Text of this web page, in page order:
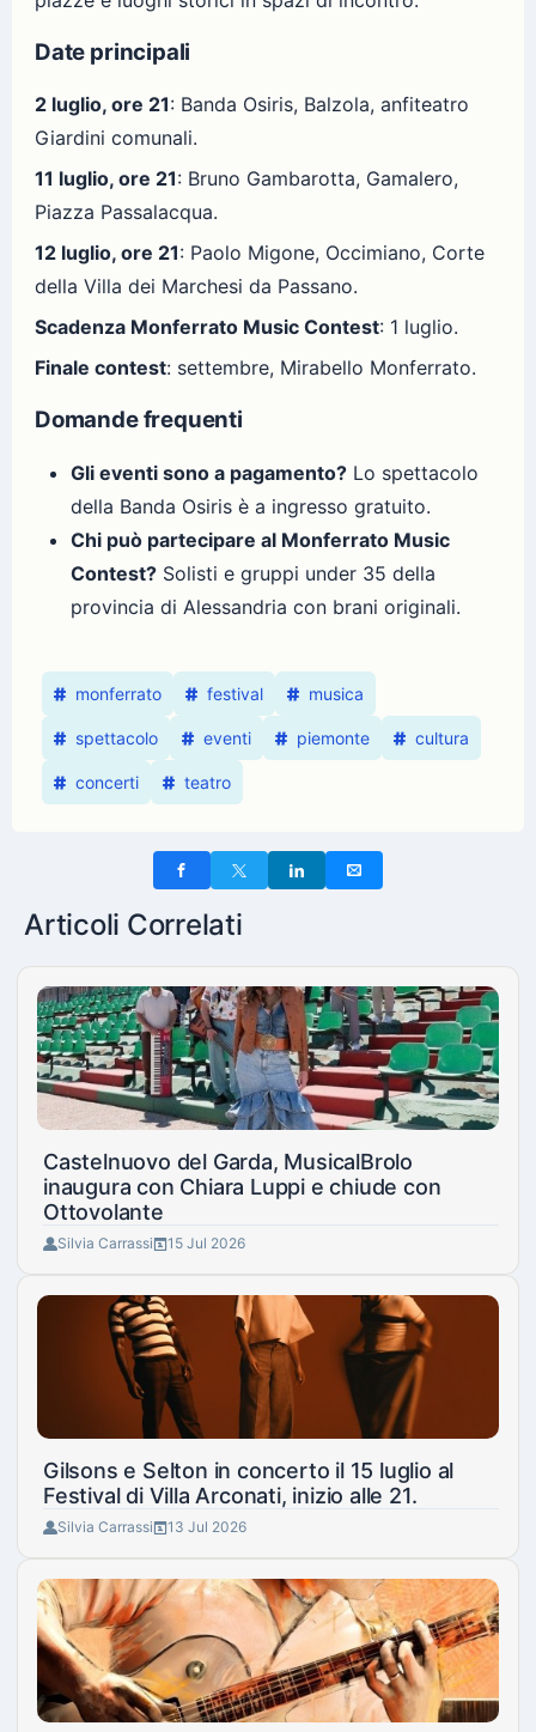
Date principali
2 luglio, ore 21: Banda Osiris, Balzola, anfiteatro
Giardini comunali.
11 luglio, ore 21: Bruno Gambarotta, Gamalero,
Piazza Passalacqua.
12 luglio, ore 21: Paolo Migone, Occimiano, Corte
della Villa dei Marchesi da Passano.
Scadenza Monferrato Music Contest: 1 luglio.
Finale contest: settembre, Mirabello Monferrato.
Domande frequenti
Gli eventi sono a pagamento? Lo spettacolo
della Banda Osiris è a ingresso gratuito.
Chi può partecipare al Monferrato Music
Contest? Solisti e gruppi under 35 della
provincia di Alessandria con brani originali.
monferrato festival musica
spettacolo eventi piemonte cultura
concerti teatro
Articoli Correlati
Castelnuovo del Garda, MusicalBrolo
inaugura con Chiara Luppi e chiude con
Ottovolante
Silvia Carrassi 15 Jul 2026
Gilsons e Selton in concerto il 15 luglio al
Festival di Villa Arconati, inizio alle 21.
Silvia Carrassi 13 Jul 2026